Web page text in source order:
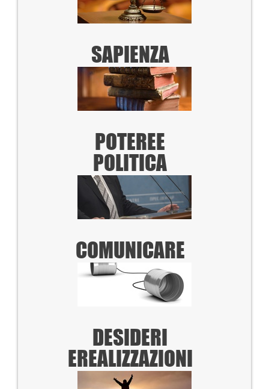
SAPIENZA
POTEREE
POLITICA
COMUNICARE
DESIDERI
EREALIZZAZIONI